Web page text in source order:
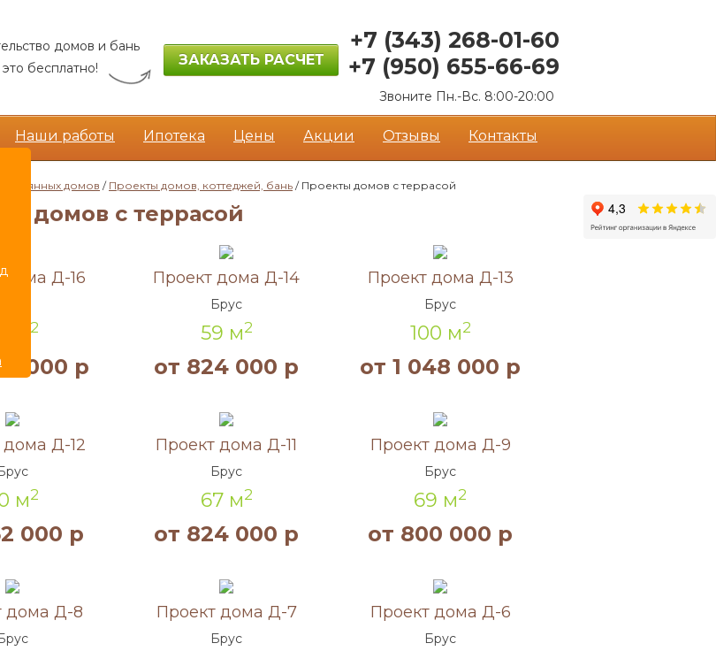
домов и бань
Звоните Пн.-Вс. 8:00-20:00
бесплатно!
+7 (343) 268-01-60
+7 (950) 655-66-69
ЗАКАЗАТЬ РАСЧЕТ
Наши работы Ипотека Цены Акции Отзывы Контакты
домов / Проекты домов, коттеджей, бань / Проекты домов с террасой
домов с террасой
Д-16
2
000 р
Проект дома Д-14
Брус
59 м2
от 824 000 р
Проект дома Д-13
Брус
100 м2
от 1 048 000 р
дома Д-12
м2
000 р
Проект дома Д-11
Брус
67 м2
от 824 000 р
Проект дома Д-9
Брус
69 м2
от 800 000 р
дома Д-8 Проект дома Д-7
Брус
Проект дома Д-6
Брус